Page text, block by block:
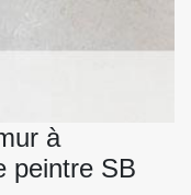
à
peintre SB